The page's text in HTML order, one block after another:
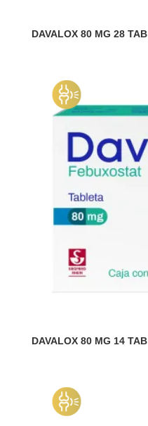
DAVALOX 80 MG 28 TAB
DAVALOX 80 MG 14 TAB